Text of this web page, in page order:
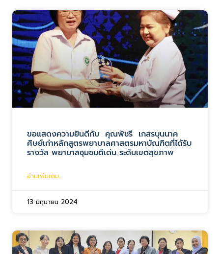
ขอแสดงความยินดีกับ คุณพัชรี เกสรบุนนาค
ศิษย์เก่าหลักสูตรพยาบาลศาสตรมหาบัณฑิตที่ได้รับ
รางวัล พยาบาลชุมชนดีเด่น ระดับเขตสุขภาพ
อ่านเพิ่มเติม...
13 มิถุนายน 2024